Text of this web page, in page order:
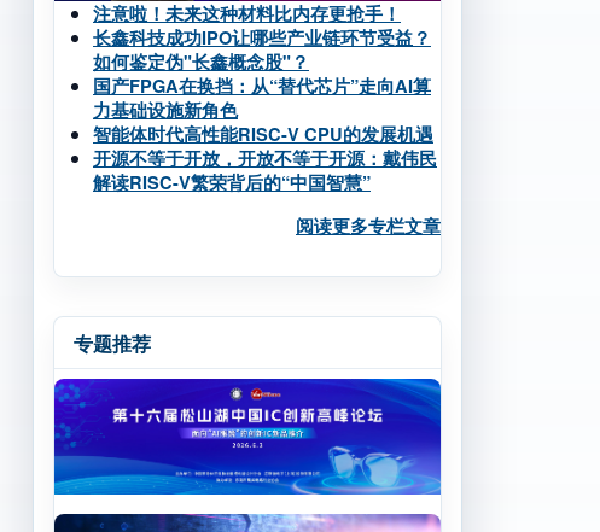
注意啦！未来这种材料比内存更抢手！
长鑫科技成功IPO让哪些产业链环节受益？
如何鉴定伪"长鑫概念股"？
国产FPGA在换挡：从“替代芯片”走向AI算
力基础设施新角色
智能体时代高性能RISC-V CPU的发展机遇
开源不等于开放，开放不等于开源：戴伟民
解读RISC-V繁荣背后的“中国智慧”
阅读更多专栏文章
专题推荐